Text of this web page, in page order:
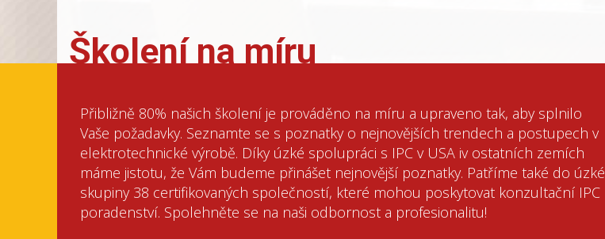
Školení na míru
Přibližně 80% našich školení je prováděno na míru a upraveno tak, aby splnilo
Vaše požadavky. Seznamte se s poznatky o nejnovějších trendech a postupech v
elektrotechnické výrobě. Díky úzké spolupráci s IPC v USA iv ostatních zemích
máme jistotu, že Vám budeme přinášet nejnovější poznatky. Patříme také do úzké
skupiny 38 certifikovaných společností, které mohou poskytovat konzultační IPC
poradenství. Spolehněte se na naši odbornost a profesionalitu!